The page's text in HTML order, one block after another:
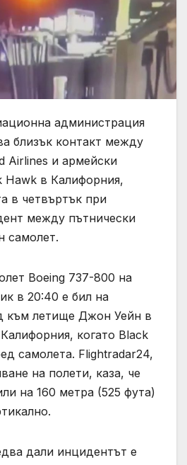
администрация
близък контакт между
Airlines и армейски
Hawk в Калифорния,
в четвъртък при
между пътнически
самолет.
Boeing 737-800 на
в 20:40 е бил на
към летище Джон Уейн в
когато Black
самолета. Flightradar24,
на полети, каза, че
на 160 метра (525 фута)
дали инцидентът е